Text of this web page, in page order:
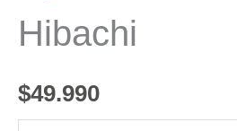
Hibachi
$49.990